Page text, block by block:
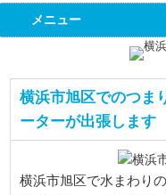
メニュー
横浜市旭区でのつま
ーターが出張します
横浜市旭区で水まわり